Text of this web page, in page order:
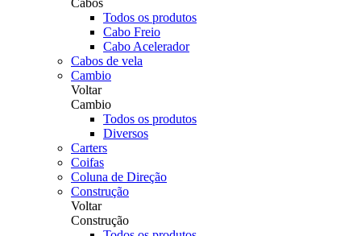
Cabos
Todos os produtos
Cabo Freio
Cabo Acelerador
Cabos de vela
Cambio
Voltar
Cambio
Todos os produtos
Diversos
Carters
Coifas
Coluna de Direção
Construção
Voltar
Construção